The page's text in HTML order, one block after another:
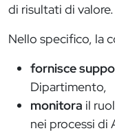
di risultati di valore.
Nello specifico, la
fornisce
Dipartimento,
monitora il
nei processi di